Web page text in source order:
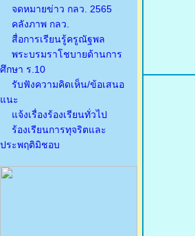
จดหมายข่าว กลว. 2565
คลังภาพ กลว.
สื่อการเรียนรู้ครูณัฐพล
พระบรมราโชบายด้านการ
ศึกษา ร.10
รับฟังความคิดเห็น/ข้อเสนอ
แนะ
แจ้งเรื่องร้องเรียนทั่วไป
ร้องเรียนการทุจริตและ
ประพฤติมิชอบ